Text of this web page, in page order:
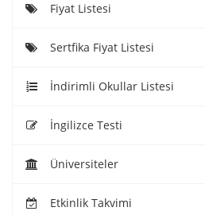
Fiyat Listesi
Sertfika Fiyat Listesi
İndirimli Okullar Listesi
İngilizce Testi
Üniversiteler
Etkinlik Takvimi